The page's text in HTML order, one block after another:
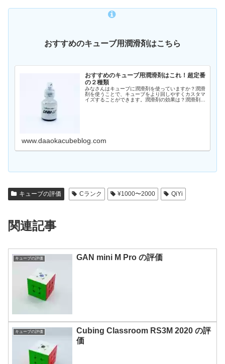
おすすめのキューブ用潤滑剤はこちら
おすすめのキューブ用潤滑剤はこれ！超定番
の２種類
みなさんはキューブに潤滑剤を使っていますか？潤滑
剤を使うことで、キューブをより回しやすくカスタマ
イズすることができます。潤滑剤の効果は？潤滑剤を
www.daaokacubeblog.com
キューブの評価 Cランク ¥1000〜2000 QiYi
関連記事
キューブの評価 GAN mini M Pro の評価
キューブの評価
Cubing Classroom RS3M 2020 の評
価